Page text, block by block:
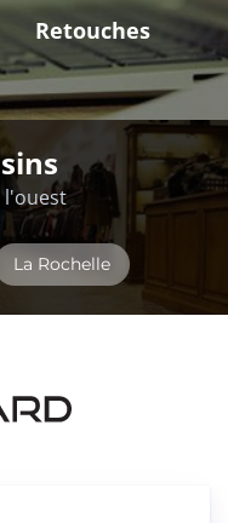
Retouches
l'ouest
La Rochelle